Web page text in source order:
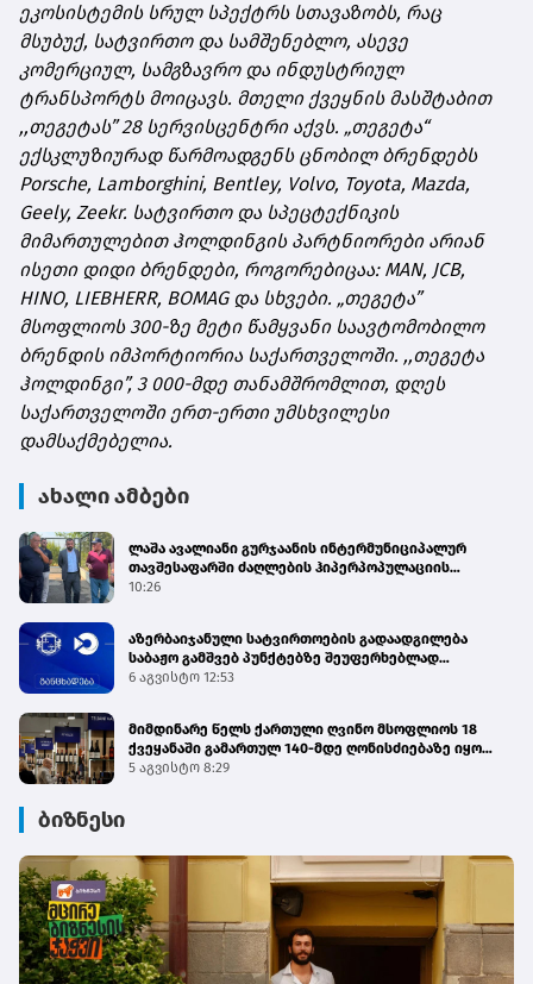
ეკოსისტემის სრულ სპექტრს სთავაზობს, რაც
მსუბუქ, სატვირთო და სამშენებლო, ასევე
კომერციულ, სამგზავრო და ინდუსტრიულ
ტრანსპორტს მოიცავს. მთელი ქვეყნის მასშტაბით
,,თეგეტას” 28 სერვისცენტრი აქვს. „თეგეტა“
ექსკლუზიურად წარმოადგენს ცნობილ ბრენდებს
Porsche, Lamborghini, Bentley, Volvo, Toyota, Mazda,
Geely, Zeekr. სატვირთო და სპეცტექნიკის
მიმართულებით ჰოლდინგის პარტნიორები არიან
ისეთი დიდი ბრენდები, როგორებიცაა: MAN, JCB,
HINO, LIEBHERR, BOMAG და სხვები. „თეგეტა”
მსოფლიოს 300-ზე მეტი წამყვანი საავტომობილო
ბრენდის იმპორტიორია საქართველოში. ,,თეგეტა
ჰოლდინგი”, 3 000-მდე თანამშრომლით, დღეს
საქართველოში ერთ-ერთი უმსხვილესი
დამსაქმებელია.
ახალი ამბები
ლაშა ავალიანი გურჯაანის ინტერმუნიციპალურ
თავშესაფარში ძაღლების ჰიპერპოპულაციის
მართვის პროგრამის მიმდინარეობას გაეცნო
10:26
აზერბაიჯანული სატვირთოების გადაადგილება
საბაჟო გამშვებ პუნქტებზე შეუფერხებლად
მიმდინარეობს - შემოსავლების სამსახური
6 აგვისტო 12:53
მიმდინარე წელს ქართული ღვინო მსოფლიოს 18
ქვეყანაში გამართულ 140-მდე ღონისძიებაზე იყო
წარმოდგენილი
5 აგვისტო 8:29
ბიზნესი